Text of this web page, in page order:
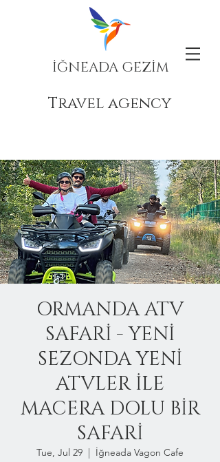
İĞNEADA GEZİM
Travel agency
ORMANDA ATV
SAFARİ - YENİ
SEZONDA YENİ
ATVLER İLE
MACERA DOLU BİR
SAFARİ
Tue, Jul 29
  |
İğneada Vagon Cafe